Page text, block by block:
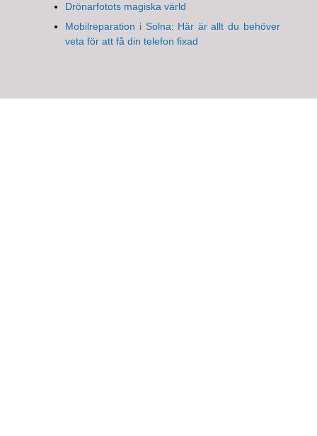
Drönarfotots magiska värld
Mobilreparation i Solna: Här är allt du behöver
veta för att få din telefon fixad